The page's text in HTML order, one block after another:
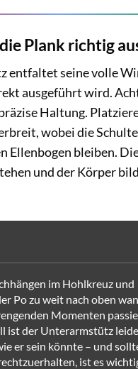
Plank richtig
entfaltet seine volle
ausgeführt wird.
Haltung.
wobei die
Ellenbogen bleiben.
und der Körper
im Hohlkreuz und
Po zu weit nach oben
Momenten
ist der Unterarmstütz
er sein könnte – und
ist es